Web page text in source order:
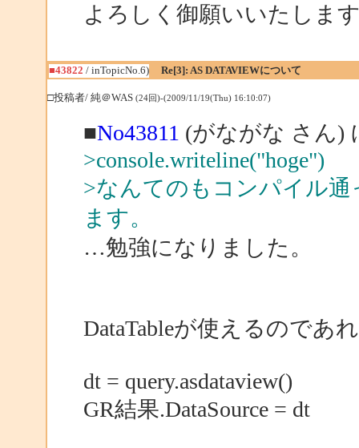
よろしく御願いいたしま
■43822 / inTopicNo.6) Re[3]: AS DATAVIEWについて
□投稿者/ 純＠WAS (24回)-(2009/11/19(Thu) 16:10:07)
■No43811 (がながな さん)
>console.writeline("hoge")
>なんてのもコンパイル
ます。
…勉強になりました。
DataTableが使えるのであ
dt = query.asdataview()
GR結果.DataSource = dt